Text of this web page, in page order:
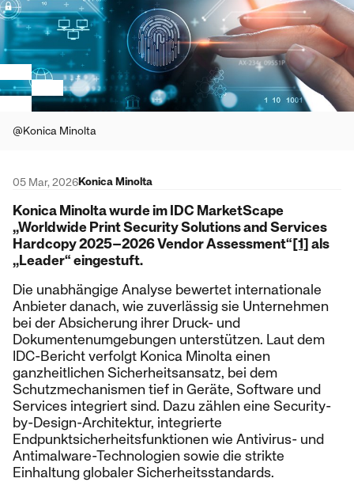
@Konica Minolta
05 Mar, 2026Konica Minolta
Konica Minolta wurde im IDC MarketScape
„Worldwide Print Security Solutions and Services
Hardcopy 2025–2026 Vendor Assessment“[1]als
„Leader“ eingestuft.
Die unabhängige Analyse bewertet internationale
Anbieter danach, wie zuverlässig sie Unternehmen
bei der Absicherung ihrer Druck- und
Dokumentenumgebungen unterstützen. Laut dem
IDC-Bericht verfolgt Konica Minolta einen
ganzheitlichen Sicherheitsansatz, bei dem
Schutzmechanismen tief in Geräte, Software und
Services integriert sind. Dazu zählen eine Security-
by-Design-Architektur, integrierte
Endpunktsicherheitsfunktionen wie Antivirus- und
Antimalware-Technologien sowie die strikte
Einhaltung globaler Sicherheitsstandards.